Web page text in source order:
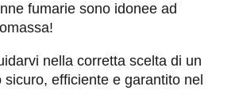
fumarie sono idonee ad
nella corretta scelta di un
efficiente e garantito nel